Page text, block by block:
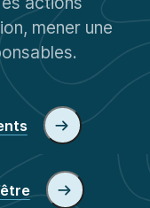
au sein
actions
mener une